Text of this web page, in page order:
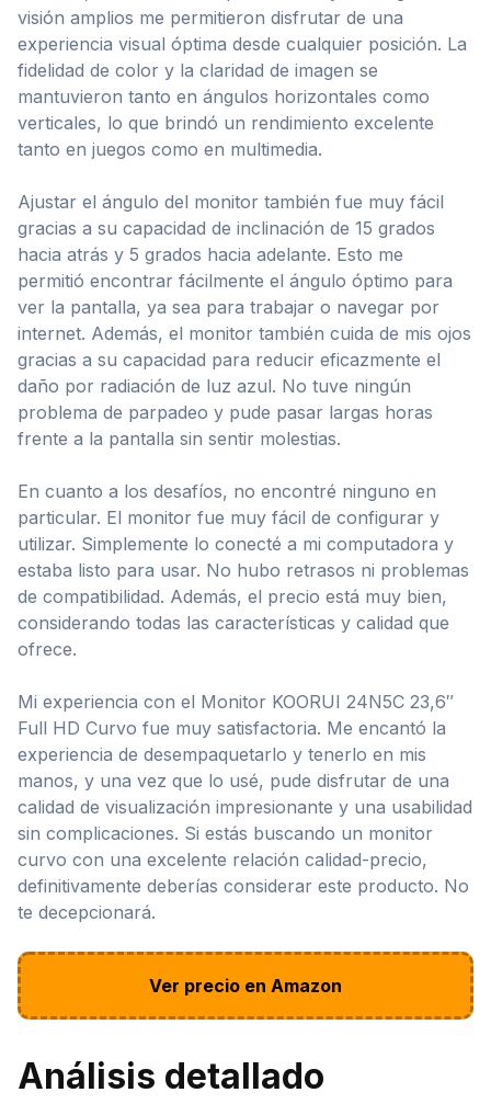
visión amplios me permitieron disfrutar de una
experiencia visual óptima desde cualquier posición. La
fidelidad de color y la claridad de imagen se
mantuvieron tanto en ángulos horizontales como
verticales, lo que brindó un rendimiento excelente
tanto en juegos como en multimedia.
Ajustar el ángulo del monitor también fue muy fácil
gracias a su capacidad de inclinación de 15 grados
hacia atrás y 5 grados hacia adelante. Esto me
permitió encontrar fácilmente el ángulo óptimo para
ver la pantalla, ya sea para trabajar o navegar por
internet. Además, el monitor también cuida de mis ojos
gracias a su capacidad para reducir eficazmente el
daño por radiación de luz azul. No tuve ningún
problema de parpadeo y pude pasar largas horas
frente a la pantalla sin sentir molestias.
En cuanto a los desafíos, no encontré ninguno en
particular. El monitor fue muy fácil de configurar y
utilizar. Simplemente lo conecté a mi computadora y
estaba listo para usar. No hubo retrasos ni problemas
de compatibilidad. Además, el precio está muy bien,
considerando todas las características y calidad que
ofrece.
Mi experiencia con el Monitor KOORUI 24N5C 23,6″
Full HD Curvo fue muy satisfactoria. Me encantó la
experiencia de desempaquetarlo y tenerlo en mis
manos, y una vez que lo usé, pude disfrutar de una
calidad de visualización impresionante y una usabilidad
sin complicaciones. Si estás buscando un monitor
curvo con una excelente relación calidad-precio,
definitivamente deberías considerar este producto. No
te decepcionará.
Ver precio en Amazon
Análisis detallado